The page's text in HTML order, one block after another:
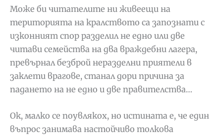
Може би читателите ни живеещи на
територията на кралството са запознати с
изконният спор разделил не едно или две
читави семейства на два враждебни лагера,
превърнал безброй неразделни приятели в
заклети врагове, станал дори причина за
падането на не едно и две правителства…
Ок, малко се поувлякох, но истината е, че един
въпрос занимава настойчиво толкова